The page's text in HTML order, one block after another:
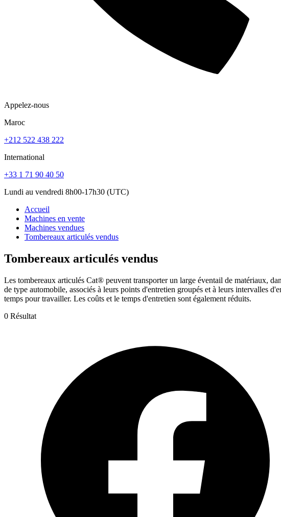
Appelez-nous
Maroc
+212 522 438 222
International
+33 1 71 90 40 50
Lundi au vendredi 8h00-17h30 (UTC)
Accueil
Machines en vente
Machines vendues
Tombereaux articulés vendus
Tombereaux articulés vendus
Les tombereaux articulés Cat® peuvent transporter un large éventail de matériaux,
de type automobile, associés à leurs points d'entretien groupés et à leurs intervalles
temps pour travailler. Les coûts et le temps d'entretien sont également réduits.
0 Résultat